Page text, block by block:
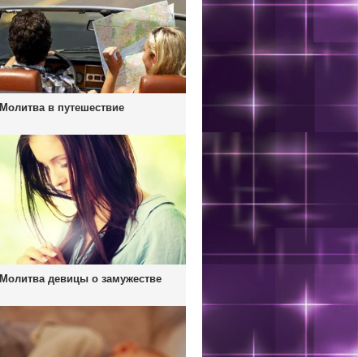
Молитва в путешествие
Молитва девицы о замужестве